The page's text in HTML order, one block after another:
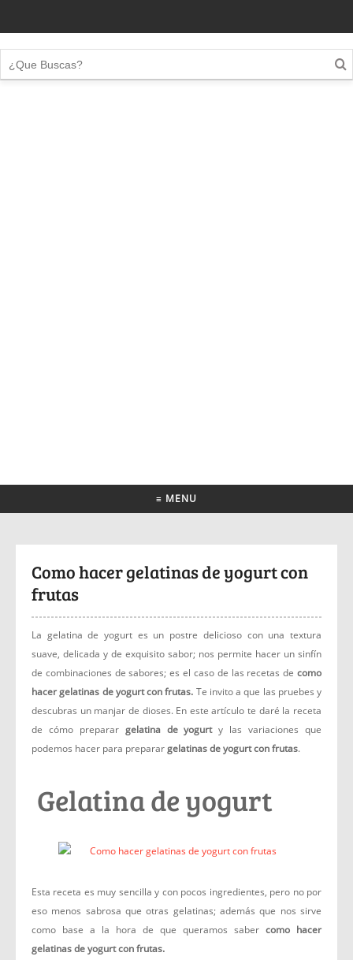
≡ MENU
Como hacer gelatinas de yogurt con
frutas
La gelatina de yogurt es un postre delicioso con una textura
suave, delicada y de exquisito sabor; nos permite hacer un sinfín
de combinaciones de sabores; es el caso de las recetas de como
hacer gelatinas de yogurt con frutas. Te invito a que las pruebes y
descubras un manjar de dioses. En este artículo te daré la receta
de cómo preparar gelatina de yogurty las variaciones que
podemos hacer para preparargelatinas de yogurt con frutas.
Gelatina de yogurt
Esta receta es muy sencilla y con pocos ingredientes, pero no por
eso menos sabrosa que otras gelatinas; además que nos sirve
como base a la hora de que queramos saber como hacer
gelatinas de yogurt con frutas.